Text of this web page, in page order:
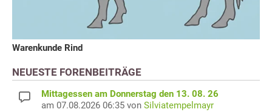
Warenkunde Rind
NEUESTE FORENBEITRÄGE
Mittagessen am Donnerstag den 13. 08. 26
am 07.08.2026 06:35 von Silviatempelmayr